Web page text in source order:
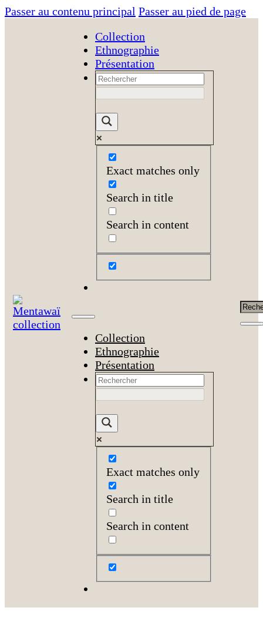
Passer au contenu principal Passer au pied de page
Collection
Ethnographie
Présentation
Exact matches only
Search in title
Search in content
Collection
Ethnographie
Présentation
Exact matches only
Search in title
Search in content